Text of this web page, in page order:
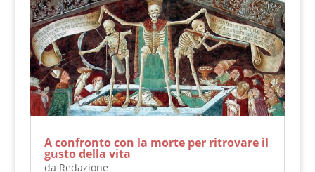
A confronto con la morte per ritrovare il
gusto della vita
da Redazione